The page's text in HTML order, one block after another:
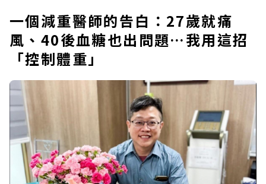
一個減重醫師的告白：27歲就痛
風、40後血糖也出問題…我用這招
「控制體重」